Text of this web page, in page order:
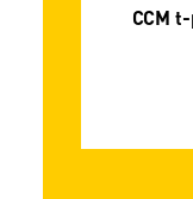
CCM